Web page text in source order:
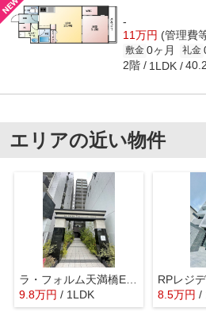
-
11万円 (管理費
敷金 0ヶ月 礼金
2階 1LDK
エリアの近い物件
ラ・フォルム天満橋EAST
9.8万円 / 1LDK
RPレジ
8.5万円 /